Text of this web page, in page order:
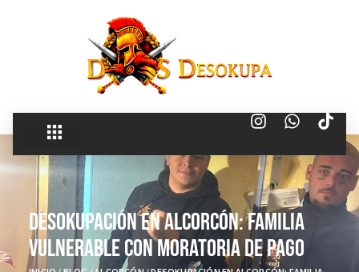
Desokupación en Alcorcón: Familia
Vulnerable con Moratoria de Pago